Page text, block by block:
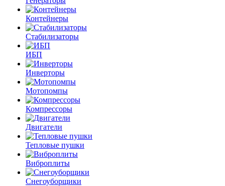
Контейнеры
Стабилизаторы
ИБП
Инверторы
Мотопомпы
Компрессоры
Двигатели
Тепловые пушки
Виброплиты
Снегоуборщики